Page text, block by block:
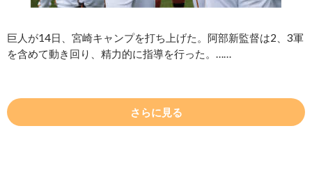
巨人が14日、宮崎キャンプを打ち上げた。阿部新監督は2、3軍
を含めて動き回り、精力的に指導を行った。……
さらに見る